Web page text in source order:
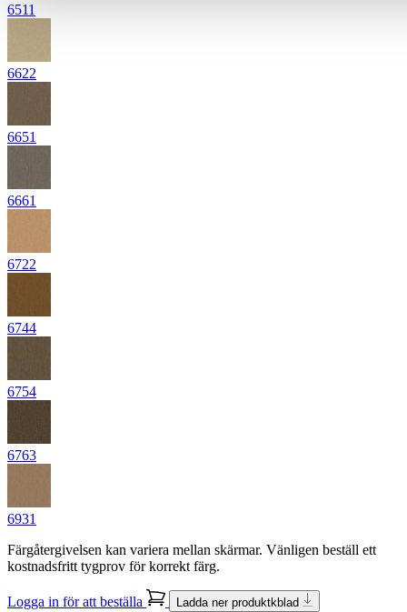
6511
6622
6651
6661
6722
6744
6754
6763
6931
Färgåtergivelsen kan variera mellan skärmar. Vänligen beställ ett
kostnadsfritt tygprov för korrekt färg.
Logga in för att beställa Ladda ner produktkblad